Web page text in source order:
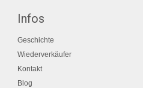
Infos
Geschichte
Wiederverkäufer
Kontakt
Blog